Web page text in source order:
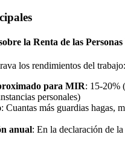
la Renta de las Personas
los rendimientos del trabajo:
para MIR: 15-20%
personales)
: Cuantas más guardias hagas,
anual: En la declaración de